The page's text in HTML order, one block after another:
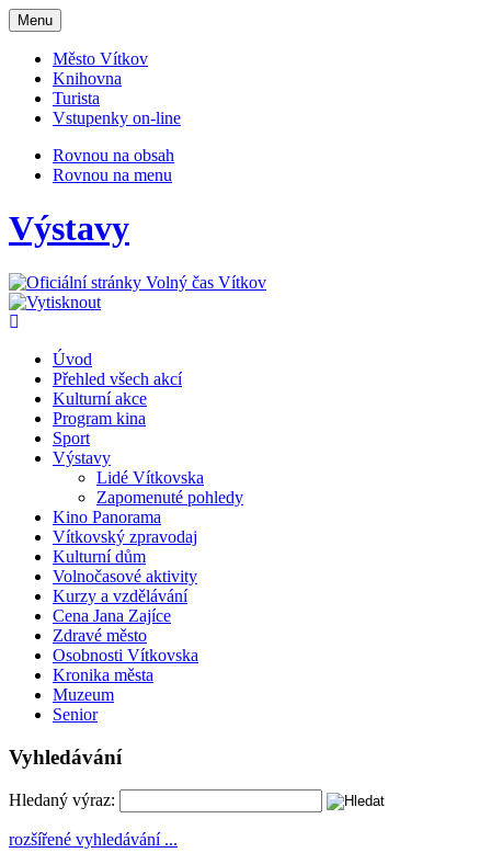
Otevřit
navigaci
Menu
Město Vítkov
Knihovna
Turista
Vstupenky on-line
Rovnou na obsah
Rovnou na menu
Výstavy
Úvod
Přehled všech akcí
Kulturní akce
Program kina
Sport
Výstavy
Lidé Vítkovska
Zapomenuté pohledy
Kino Panorama
Vítkovský zpravodaj
Kulturní dům
Volnočasové aktivity
Kurzy a vzdělávání
Cena Jana Zajíce
Zdravé město
Osobnosti Vítkovska
Kronika města
Muzeum
Senior
Vyhledávání
Hledaný výraz:
rozšířené vyhledávání ...